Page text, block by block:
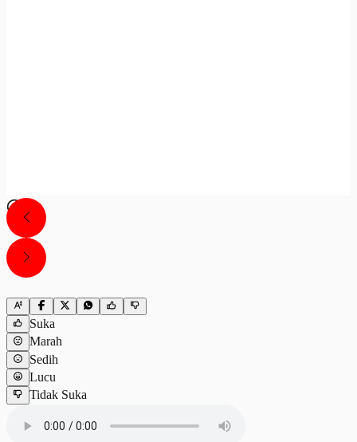
Suka
Marah
Sedih
Lucu
Tidak Suka